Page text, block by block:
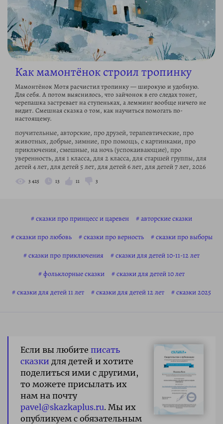
Как мамонтёнок строил тропинку
Мамонтёнок Мотя расчистил тропинку — широкую и удобную.
Для себя. А потом выяснилось, что зайчонок в его следах тонет,
черепашка застревает на ступеньках, а лемминг вообще ничего не
видит. Смешная сказка о том, как научиться помогать по-
настоящему.
поучительные, авторские, про друзей, терапевтические, про
животных, добрые, зимние, про помощь, с картинками, про
приключения, смешные, на ночь (успокаивающие), про
уверенность, для 1 класса, для 2 класса, для старшей группы, для
детей 4 лет, для детей 5 лет, для детей 6 лет, для детей 7 лет, 2026
3 425 13 11 3
сказки про принцесс и царевен
авторские сказки
сказки про любовь
сказки про верность
сказки про выборы
сказки про приключения
сказки для детей 10-11-12 лет
фольклорные сказки
сказки для детей 10 лет
сказки для детей 11 лет
сказки для детей 12 лет сказки 2025
Если вы любите писать
сказки для детей и хотите
поделиться ими с другими,
то можете присылать их
нам на почту
pavel@skazkaplus.ru. Мы их
опубликуем с обязательным